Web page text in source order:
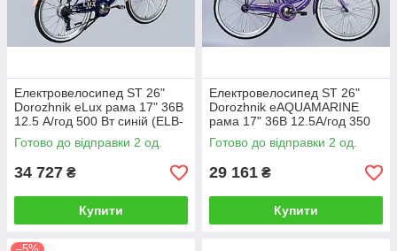
Електровелосипед ST 26"
Dorozhnik eLux рама 17" 36B
12.5 А/год 500 Вт синій (ELB-
D-26-228)
Готово до відправки 2 од.
34 727 ₴
Купити
Електровелосипед ST 26"
Dorozhnik eAQUAMARINE
рама 17" 36B 12.5А/год 350
Вт фіолетовий (ELB-D-26-
255)
Готово до відправки 2 од.
29 161 ₴
Купити